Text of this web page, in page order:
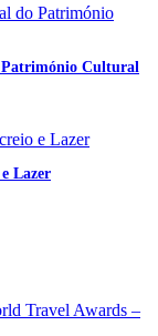
Património Cultural
Lazer